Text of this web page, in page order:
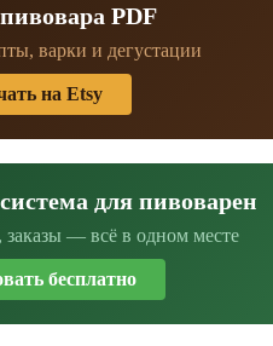
PDF
варки и дегустации
на Etsy
для пивоварен
заказы — всё в одном месте
бесплатно